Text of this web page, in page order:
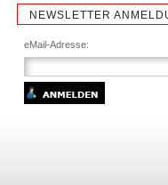
NEWSLETTER
eMail-Adresse: